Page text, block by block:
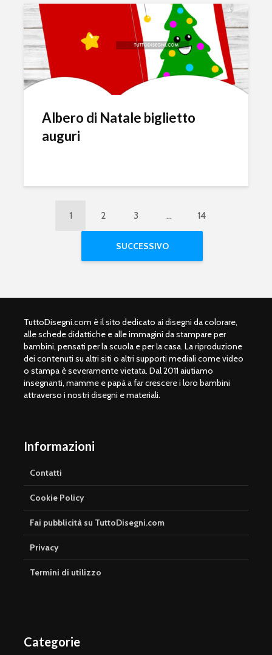
Albero di Natale biglietto
auguri
1 2 3 … 14
SUCCESSIVO
TuttoDisegni.com è il sito dedicato ai disegni da colorare,
alle schede didattiche e alle immagini da stampare per
bambini, pensati per la scuola e per la casa. La riproduzione
dei contenuti su altri siti o altri supporti mediali come video
o stampa è severamente vietata. Dal 2011 aiutiamo
insegnanti, mamme e papà a far crescere i loro bambini
attraverso i nostri disegni e materiali.
Informazioni
Contatti
Cookie Policy
Fai pubblicità su TuttoDisegni.com
Privacy
Termini di utilizzo
Categorie